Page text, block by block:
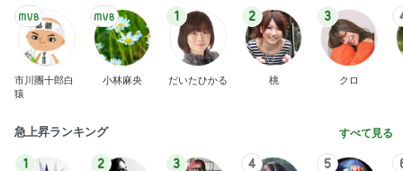
市川團十郎白
猿
小林麻央
1
だいたひかる
2
桃
3
クロ
急上昇ランキング すべて見る
1 2 3 4 5